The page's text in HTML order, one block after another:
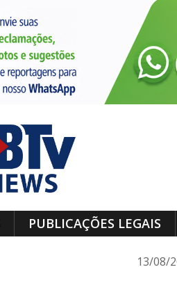
PUBLICAÇÕES LEGAIS
13/08/